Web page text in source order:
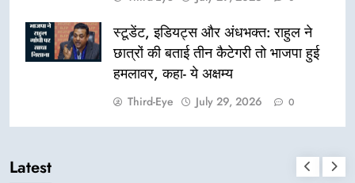
स्टूडेंट, इडियट्स और अंधभक्त: राहुल ने
छात्रों की बताई तीन कैटेगरी तो भाजपा हुई
हमलावर, कहा- ये अक्षम्य
Third-Eye July 29, 2026 0
Latest